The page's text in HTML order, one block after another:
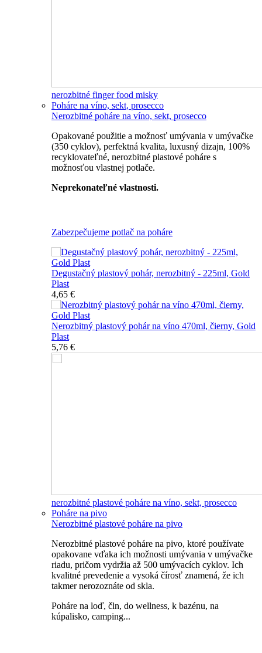
nerozbitné finger food misky
Poháre na víno, sekt, prosecco
Nerozbitné poháre na víno, sekt, prosecco
Opakované použitie a možnosť umývania v umývačke
(350 cyklov), perfektná kvalita, luxusný dizajn, 100%
recyklovateľné, nerozbitné plastové poháre s
možnosťou vlastnej potlače.
Neprekonateľné vlastnosti.
Zabezpečujeme potlač na poháre
Degustačný plastový pohár, nerozbitný - 225ml, Gold
Plast
4,65 €
Nerozbitný plastový pohár na víno 470ml, čierny, Gold
Plast
5,76 €
nerozbitné plastové poháre na víno, sekt, prosecco
Poháre na pivo
Nerozbitné plastové poháre na pivo
Nerozbitné plastové poháre na pivo, ktoré používate
opakovane vďaka ich možnosti umývania v umývačke
riadu, pričom vydržia až 500 umývacích cyklov. Ich
kvalitné prevedenie a vysoká čírosť znamená, že ich
takmer nerozoznáte od skla.
Poháre na loď, čln, do wellness, k bazénu, na
kúpalisko, camping...